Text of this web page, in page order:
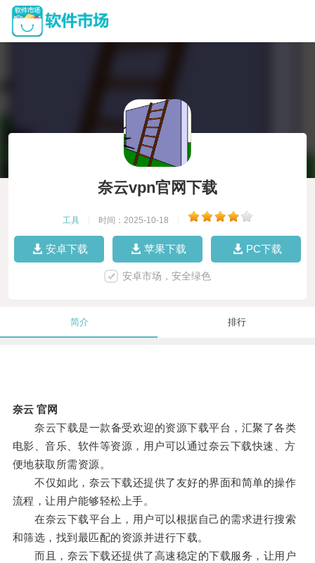
奈云vpn官网下载
工具 时间：2025-10-18
安卓下载 苹果下载 PC下载
安卓市场，安全绿色
简介 排行
奈云 官网
奈云下载是一款备受欢迎的资源下载平台，汇聚了各类
电影、音乐、软件等资源，用户可以通过奈云下载快速、方
便地获取所需资源。
不仅如此，奈云下载还提供了友好的界面和简单的操作
流程，让用户能够轻松上手。
在奈云下载平台上，用户可以根据自己的需求进行搜索
和筛选，找到最匹配的资源并进行下载。
而且，奈云下载还提供了高速稳定的下载服务，让用户